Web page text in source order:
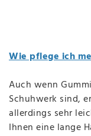
Wie pflege ich
Auch wenn
Schuhwerk sind,
allerdings sehr
Ihnen eine lange